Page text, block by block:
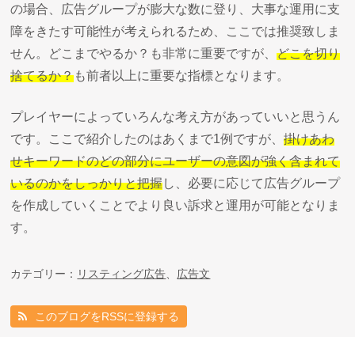
の場合、広告グループが膨大な数に登り、大事な運用に支
障をきたす可能性が考えられるため、ここでは推奨致しま
せん。どこまでやるか？も非常に重要ですが、どこを切り
捨てるか？も前者以上に重要な指標となります。
プレイヤーによっていろんな考え方があっていいと思うん
です。ここで紹介したのはあくまで1例ですが、掛けあわ
せキーワードのどの部分にユーザーの意図が強く含まれて
いるのかをしっかりと把握し、必要に応じて広告グループ
を作成していくことでより良い訴求と運用が可能となりま
す。
カテゴリー： リスティング広告、 広告文
このブログをRSSに登録する